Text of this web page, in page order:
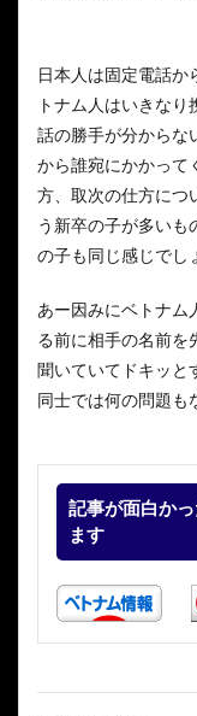
日本人は固定電話か
トナム人はいきな
話の勝手が分からな
から誰宛にかかって
方、取次の仕方につ
う新卒の子が多いも
の子も同じ感じでし
あー因みにベトナム
る前に相手の名前を
聞いていてドキッと
同士では何の問題も
記事が面白か
ます